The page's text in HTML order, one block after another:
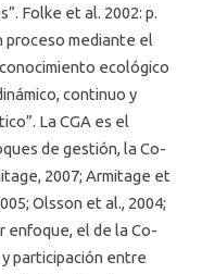
Folke et al. 2002: p.
proceso mediante el
ecológico
continuo y
La CGA es el
de gestión, la Co-
2007; Armitage et
Olsson et al., 2004;
enfoque, el de la Co-
participación entre